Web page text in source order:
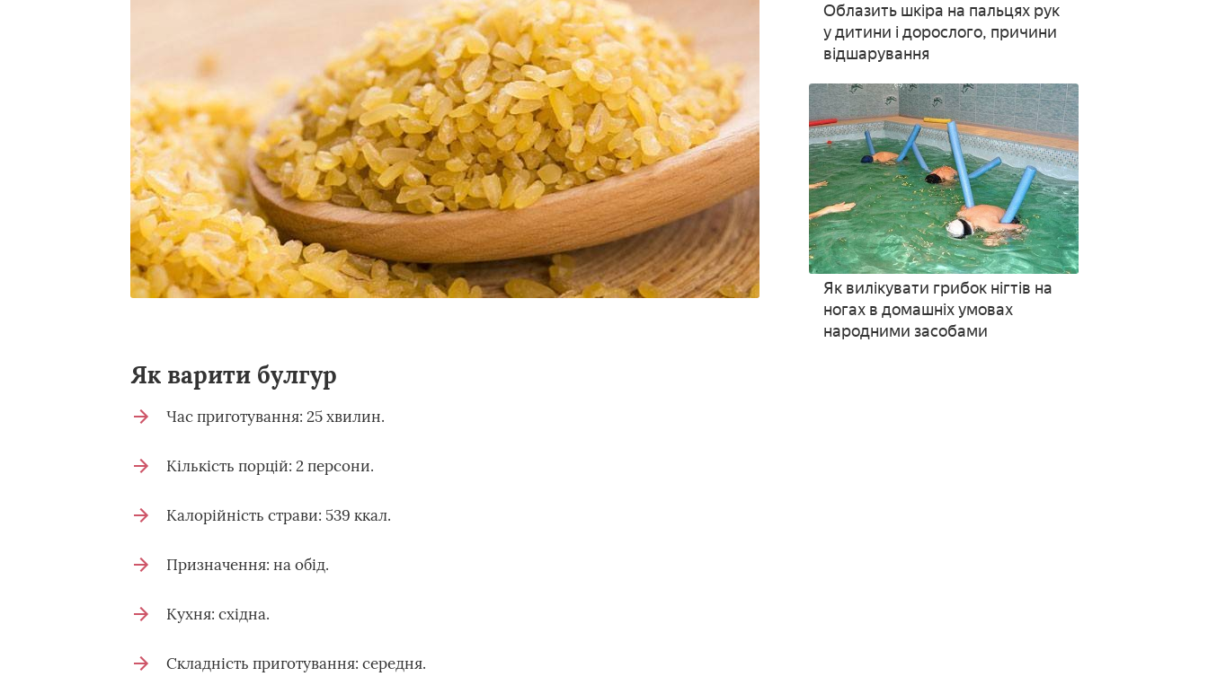
Як варити булгур
Час приготування: 25 хвилин.
Кількість порцій: 2 персони.
Калорійність страви: 539 ккал.
Призначення: на обід.
Кухня: східна.
Складність приготування: середня.
Облазить шкіра на пальцях рук
у дитини і дорослого, причини
відшарування
Як вилікувати грибок нігтів на
ногах в домашніх умовах
народними засобами